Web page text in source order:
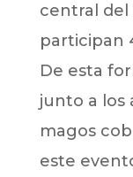
central del
participan
De esta
junto a los
magos
este